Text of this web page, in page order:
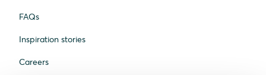
FAQs
Inspiration stories
Careers